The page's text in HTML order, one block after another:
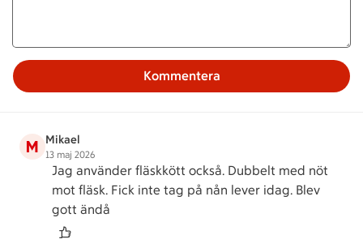
Kommentera
M Mikael
13 maj 2026
Jag använder fläskkött också. Dubbelt med nöt
mot fläsk. Fick inte tag på nån lever idag. Blev
gott ändå